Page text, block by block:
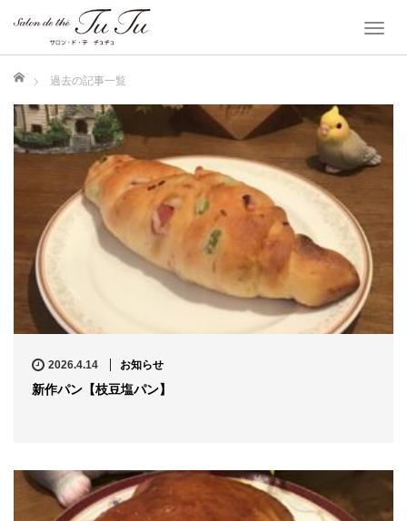
T
o
g
l
e
n
ホーム 過去の記事一覧
2026.4.14 お知らせ
新作パン【枝豆塩パン】